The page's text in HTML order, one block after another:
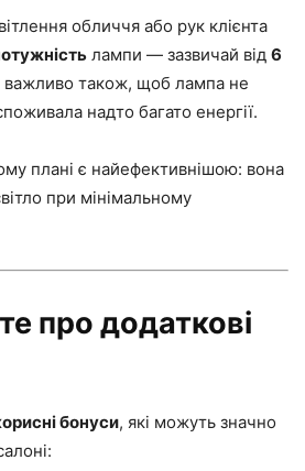
обличчя або рук клієнта
лампи — зазвичай від 6
важливо також, щоб лампа не
надто багато енергії.
плані є найефективнішою: вона
при мінімальному
про додаткові
бонуси, які можуть значно